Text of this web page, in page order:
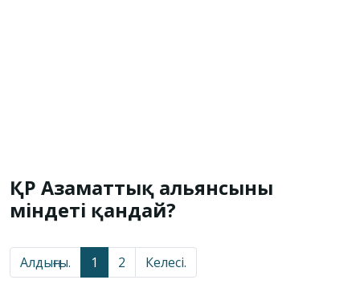
ҚР Азаматтық альянсының
міндеті қандай?
Алдыңғы. 1 2 Келесі.